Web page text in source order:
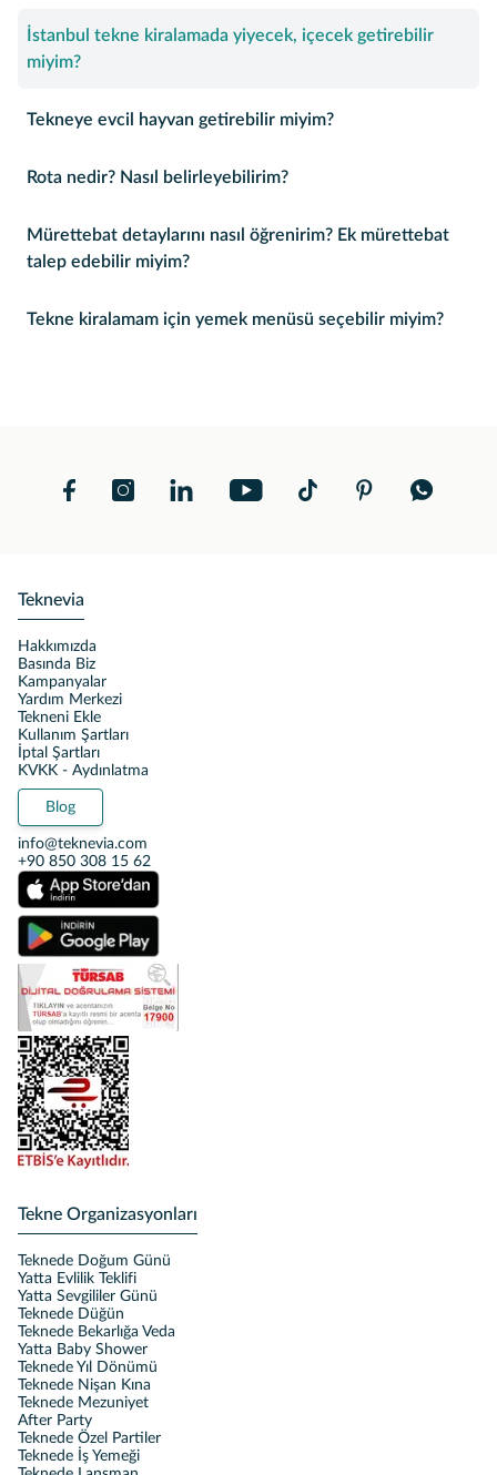
İstanbul tekne kiralamada yiyecek, içecek getirebilir
miyim?
Tekneye evcil hayvan getirebilir miyim?
Rota nedir? Nasıl belirleyebilirim?
Mürettebat detaylarını nasıl öğrenirim? Ek mürettebat
talep edebilir miyim?
Tekne kiralamam için yemek menüsü seçebilir miyim?
Teknevia
Hakkımızda
Basında Biz
Kampanyalar
Yardım Merkezi
Tekneni Ekle
Kullanım Şartları
İptal Şartları
KVKK - Aydınlatma
Blog
info@teknevia.com
+90 850 308 15 62
Tekne Organizasyonları
Teknede Doğum Günü
Yatta Evlilik Teklifi
Yatta Sevgililer Günü
Teknede Düğün
Teknede Bekarlığa Veda
Yatta Baby Shower
Teknede Yıl Dönümü
Teknede Nişan Kına
Teknede Mezuniyet
After Party
Teknede Özel Partiler
Teknede İş Yemeği